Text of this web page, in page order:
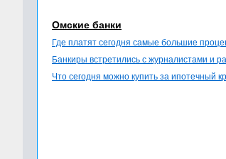
Омские банки
Где платят сегодня самые большие
Банкиры встретились с журналистами и
Что сегодня можно купить за ипотечный